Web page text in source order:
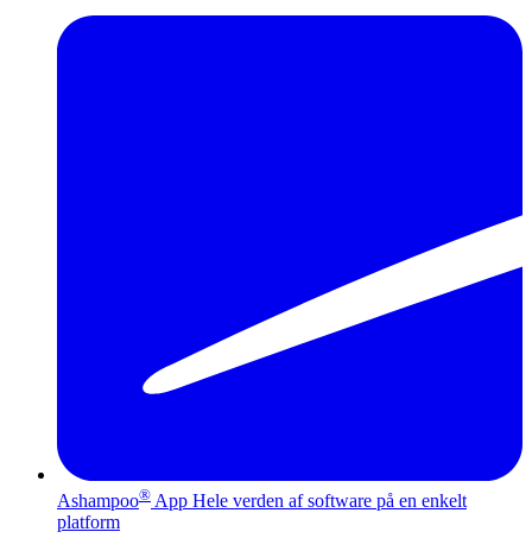
Ashampoo® App Hele verden af software på en enkelt
platform